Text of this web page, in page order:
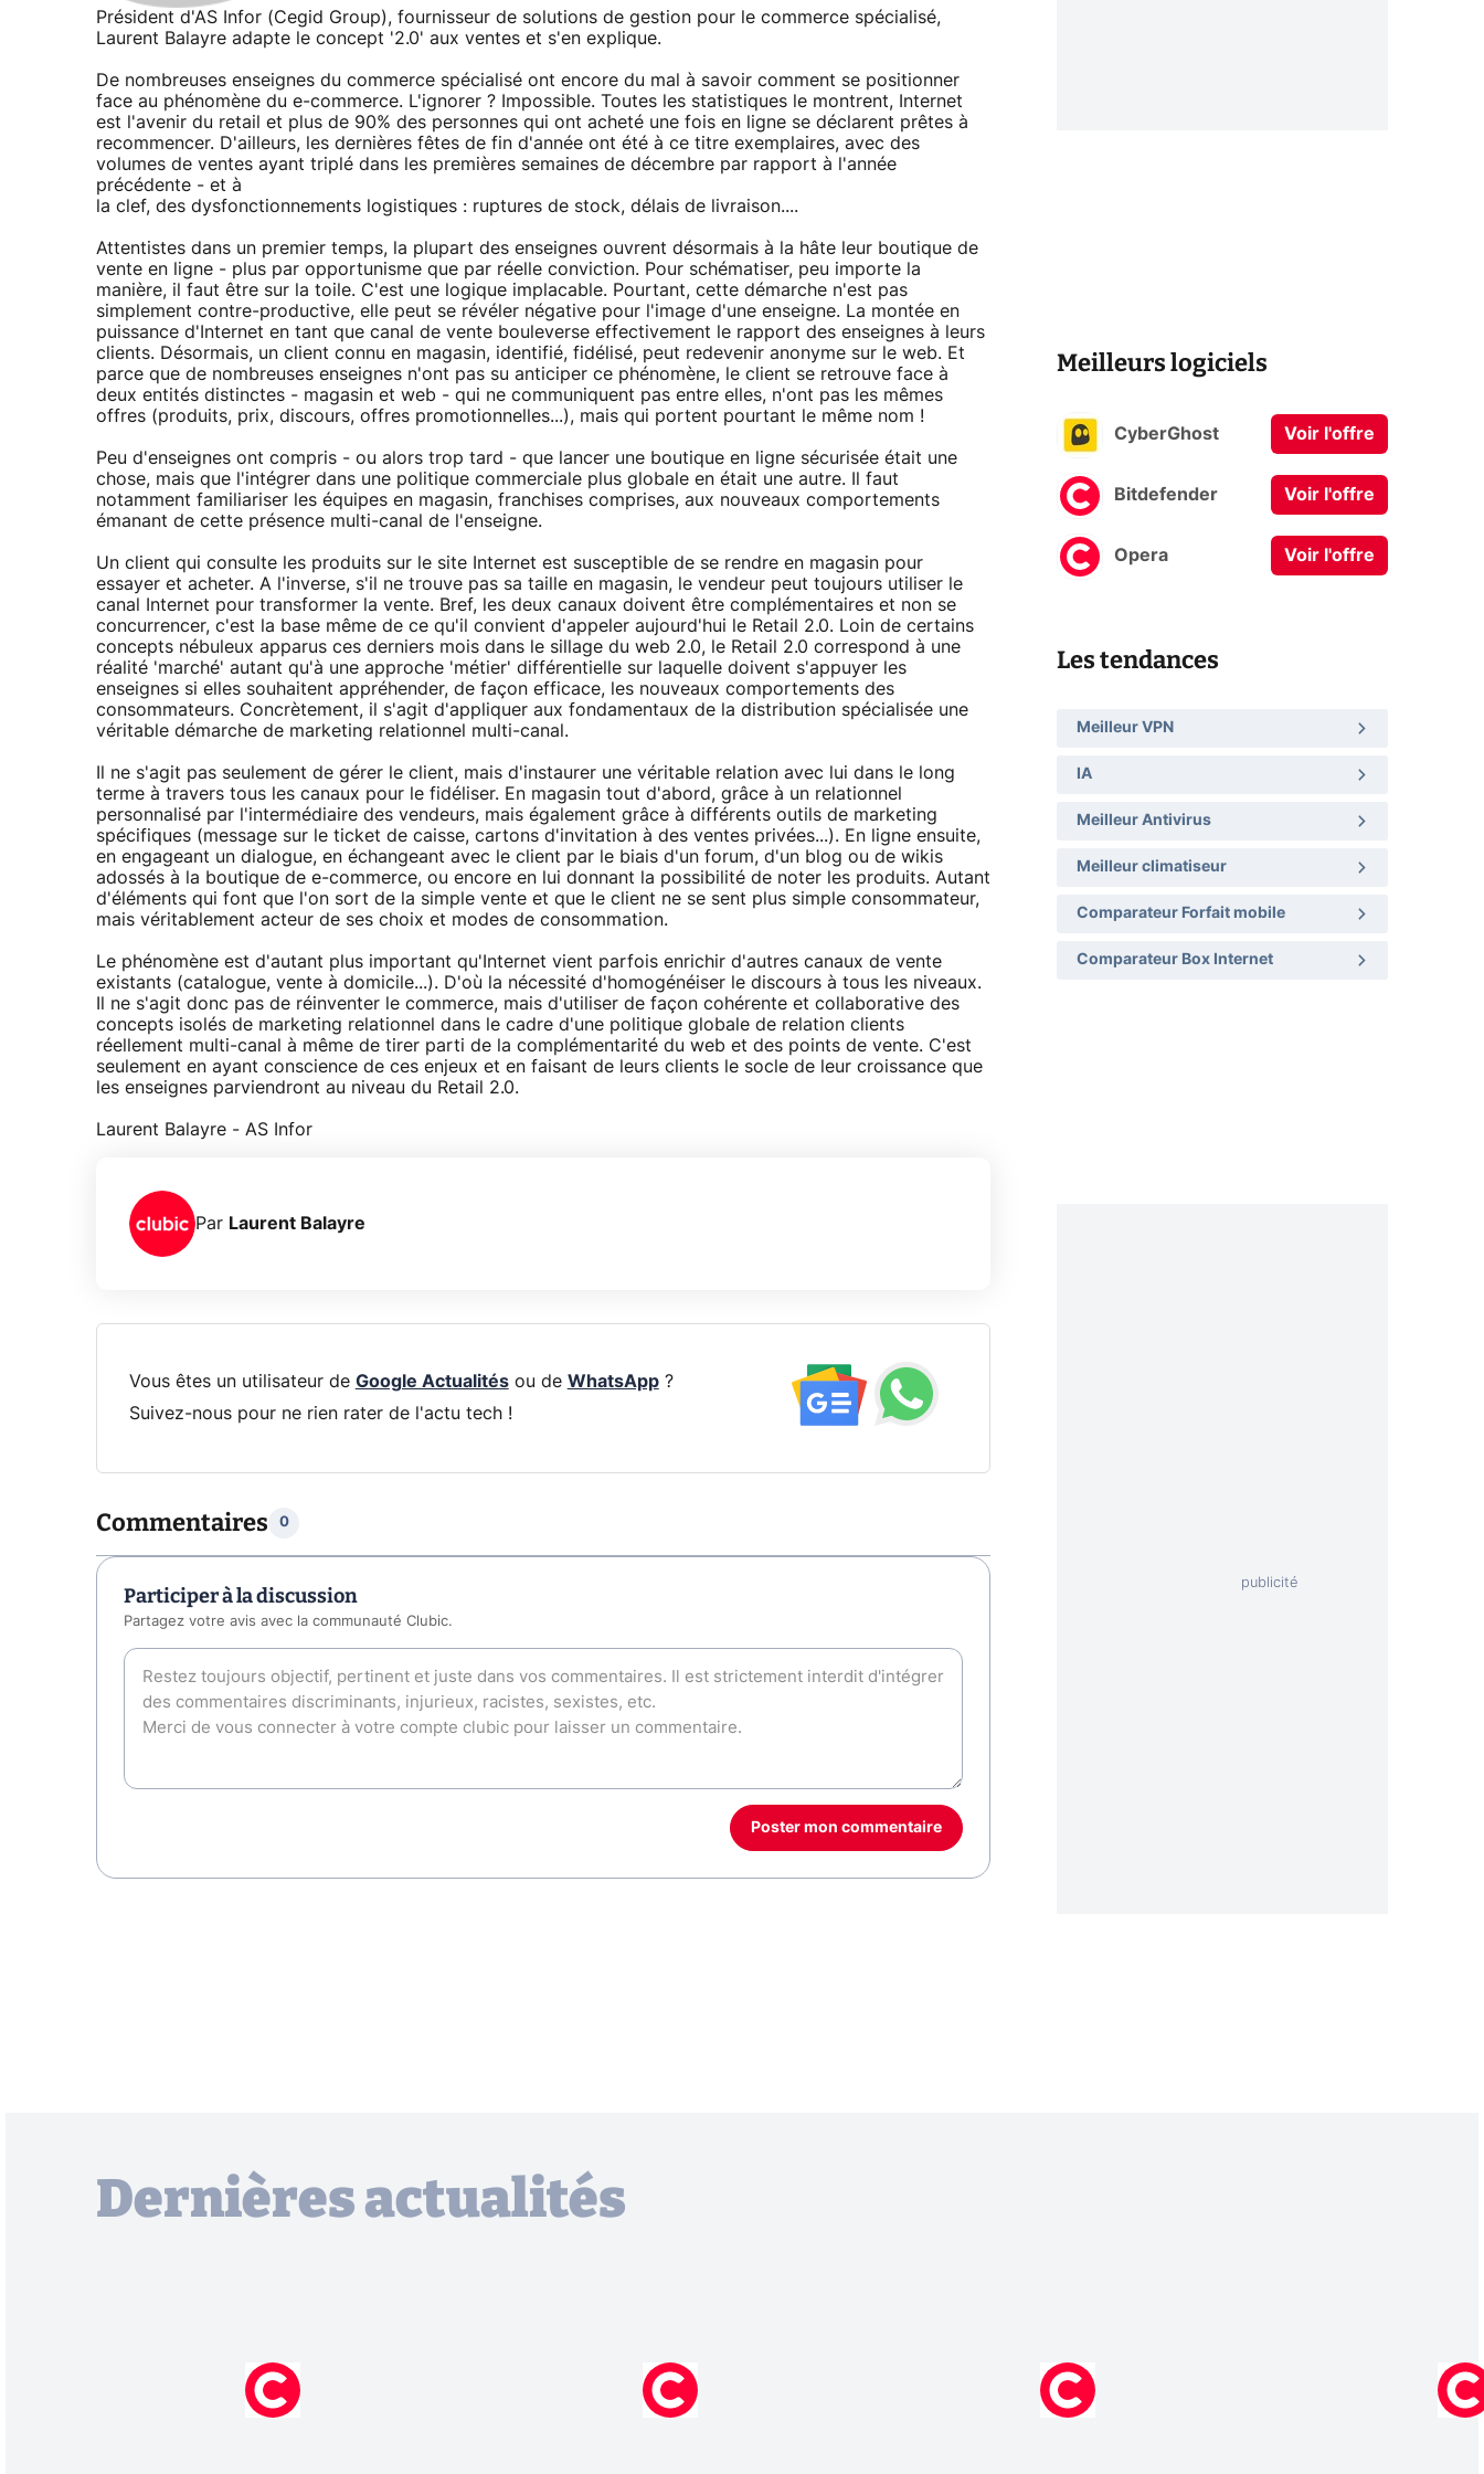
Président d'AS Infor (Cegid Group), fournisseur de solutions de gestion pour le commerce spécialisé,
Laurent Balayre adapte le concept '2.0' aux ventes et s'en explique.
De nombreuses enseignes du commerce spécialisé ont encore du mal à savoir comment se positionner
face au phénomène du e-commerce. L'ignorer ? Impossible. Toutes les statistiques le montrent, Internet
est l'avenir du retail et plus de 90% des personnes qui ont acheté une fois en ligne se déclarent prêtes à
recommencer. D'ailleurs, les dernières fêtes de fin d'année ont été à ce titre exemplaires, avec des
volumes de ventes ayant triplé dans les premières semaines de décembre par rapport à l'année
précédente - et à
la clef, des dysfonctionnements logistiques : ruptures de stock, délais de livraison....
Attentistes dans un premier temps, la plupart des enseignes ouvrent désormais à la hâte leur boutique de
vente en ligne - plus par opportunisme que par réelle conviction. Pour schématiser, peu importe la
manière, il faut être sur la toile. C'est une logique implacable. Pourtant, cette démarche n'est pas
simplement contre-productive, elle peut se révéler négative pour l'image d'une enseigne. La montée en
puissance d'Internet en tant que canal de vente bouleverse effectivement le rapport des enseignes à leurs
clients. Désormais, un client connu en magasin, identifié, fidélisé, peut redevenir anonyme sur le web. Et
parce que de nombreuses enseignes n'ont pas su anticiper ce phénomène, le client se retrouve face à
deux entités distinctes - magasin et web - qui ne communiquent pas entre elles, n'ont pas les mêmes
offres (produits, prix, discours, offres promotionnelles...), mais qui portent pourtant le même nom !
Peu d'enseignes ont compris - ou alors trop tard - que lancer une boutique en ligne sécurisée était une
chose, mais que l'intégrer dans une politique commerciale plus globale en était une autre. Il faut
notamment familiariser les équipes en magasin, franchises comprises, aux nouveaux comportements
émanant de cette présence multi-canal de l'enseigne.
Un client qui consulte les produits sur le site Internet est susceptible de se rendre en magasin pour
essayer et acheter. A l'inverse, s'il ne trouve pas sa taille en magasin, le vendeur peut toujours utiliser le
canal Internet pour transformer la vente. Bref, les deux canaux doivent être complémentaires et non se
concurrencer, c'est la base même de ce qu'il convient d'appeler aujourd'hui le Retail 2.0. Loin de certains
concepts nébuleux apparus ces derniers mois dans le sillage du web 2.0, le Retail 2.0 correspond à une
réalité 'marché' autant qu'à une approche 'métier' différentielle sur laquelle doivent s'appuyer les
enseignes si elles souhaitent appréhender, de façon efficace, les nouveaux comportements des
consommateurs. Concrètement, il s'agit d'appliquer aux fondamentaux de la distribution spécialisée une
véritable démarche de marketing relationnel multi-canal.
Il ne s'agit pas seulement de gérer le client, mais d'instaurer une véritable relation avec lui dans le long
terme à travers tous les canaux pour le fidéliser. En magasin tout d'abord, grâce à un relationnel
personnalisé par l'intermédiaire des vendeurs, mais également grâce à différents outils de marketing
spécifiques (message sur le ticket de caisse, cartons d'invitation à des ventes privées...). En ligne ensuite,
en engageant un dialogue, en échangeant avec le client par le biais d'un forum, d'un blog ou de wikis
adossés à la boutique de e-commerce, ou encore en lui donnant la possibilité de noter les produits. Autant
d'éléments qui font que l'on sort de la simple vente et que le client ne se sent plus simple consommateur,
mais véritablement acteur de ses choix et modes de consommation.
Le phénomène est d'autant plus important qu'Internet vient parfois enrichir d'autres canaux de vente
existants (catalogue, vente à domicile...). D'où la nécessité d'homogénéiser le discours à tous les niveaux.
Il ne s'agit donc pas de réinventer le commerce, mais d'utiliser de façon cohérente et collaborative des
concepts isolés de marketing relationnel dans le cadre d'une politique globale de relation clients
réellement multi-canal à même de tirer parti de la complémentarité du web et des points de vente. C'est
seulement en ayant conscience de ces enjeux et en faisant de leurs clients le socle de leur croissance que
les enseignes parviendront au niveau du Retail 2.0.
Laurent Balayre - AS Infor
Par Laurent Balayre
Vous êtes un utilisateur de Google Actualitésou de WhatsApp?
Suivez-nous pour ne rien rater de l'actu tech !
Commentaires 0
Participer à la discussion
Partagez votre avis avec la communauté Clubic.
Poster mon commentaire
Meilleurs logiciels
CyberGhost Voir l'offre
Bitdefender Voir l'offre
Opera Voir l'offre
Les tendances
Meilleur VPN
IA
Meilleur Antivirus
Meilleur climatiseur
Comparateur Forfait mobile
Comparateur Box Internet
Dernières actualités